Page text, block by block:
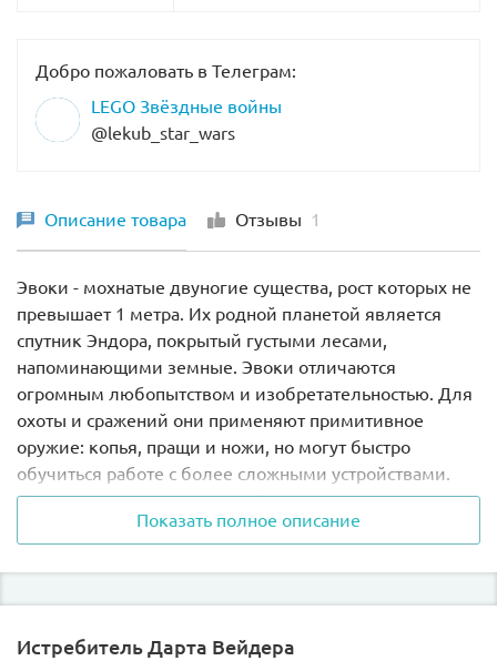
Добро пожаловать в Телеграм:
LEGO Звёздные войны
@lekub_star_wars
Описание товара Отзывы 1
Эвоки - мохнатые двуногие существа, рост которых не
превышает 1 метра. Их родной планетой является
спутник Эндора, покрытый густыми лесами,
напоминающими земные. Эвоки отличаются
огромным любопытством и изобретательностью. Для
охоты и сражений они применяют примитивное
оружие: копья, пращи и ножи, но могут быстро
обучиться работе с более сложными устройствами.
Для защиты своих поселений они используют
катапульты или сети-ловушки. У эвоков большие
человека, а так же прекрасно ориентироваться в
они прекрасно лазают по деревьям и управляются с
Показать полное описание
Истребитель Дарта Вейдера